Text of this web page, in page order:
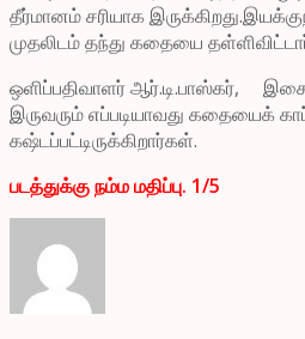
தீர்மானம் சரியாக
முதலிடம் தந்து கதையை
ஒளிப்பதிவாளர் ஆர்.டி.பாஸ்கர்,
இருவரும் எப்படியாவது கதையைக்
கஷ்டப்பட்டிருக்கிறார்கள்.
படத்துக்கு நம்ம மதிப்பு. 1/5